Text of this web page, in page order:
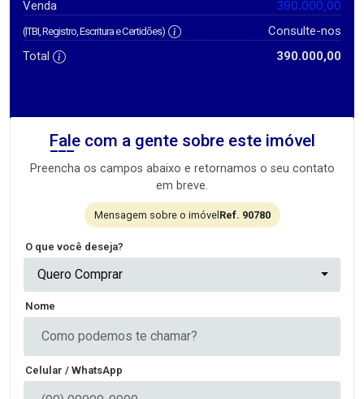
Venda 390.000,00
(ITBI, Registro, Escritura e Certidões)
Consulte-nos
Total
390.000,00
Fale com a gente sobre este imóvel
Preencha os campos abaixo e retornamos o seu contato
em breve.
Mensagem sobre o imóvel Ref. 90780
O que você deseja?
Quero Comprar
Nome
Celular / WhatsApp